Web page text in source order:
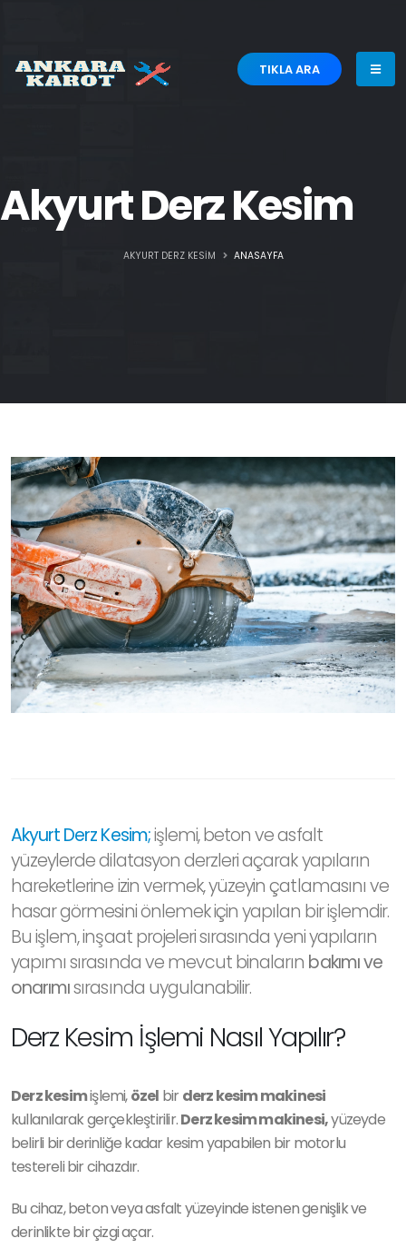
TIKLA ARA
Akyurt Derz Kesim
AKYURT DERZ KESIM ANASAYFA
Akyurt Derz Kesim;işlemi, beton ve asfalt
yüzeylerde dilatasyon derzleri açarak yapıların
hareketlerine izin vermek, yüzeyin çatlamasını ve
hasar görmesini önlemek için yapılan bir işlemdir.
Bu işlem, inşaat projeleri sırasında yeni yapıların
yapımı sırasında ve mevcut binaların bakımı ve
onarımısırasında uygulanabilir.
Derz Kesim İşlemi Nasıl Yapılır?
Derz kesimişlemi,özel bir derz kesim makinesi
kullanılarak gerçekleştirilir.Derz kesim makinesi,yüzeyde
belirli bir derinliğe kadar kesim yapabilen bir motorlu
testereli bir cihazdır.
Bu cihaz, beton veya asfalt yüzeyinde istenen genişlik ve
derinlikte bir çizgi açar.